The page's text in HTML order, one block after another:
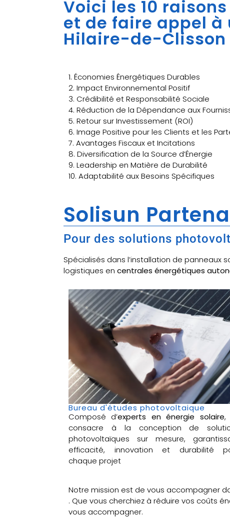
Voici les 10
et de faire appel
Hilaire-de-Clisson
1. Économies Énergétiques Durables
2. Impact Environnemental Positif
3. Crédibilité et Responsabilité Sociale
4. Réduction de la Dépendance aux
5. Retour sur Investissement (ROI)
6. Image Positive pour les Clients et les
7. Avantages Fiscaux et Incitations
8. Diversification de la Source d’Énergie
9. Leadership en Matière de Durabilité
10. Adaptabilité aux Besoins Spécifiques
Solisun
Pour des solutions
Spécialisés dans l’installation de
logistiques en centrales énergétiques
Bureau d'études photovoltaique
Composé d’experts en énergie solaire,
consacre à la conception de
photovoltaïques sur mesure,
efficacité, innovation et durabilité
chaque projet
Notre mission est de vous accompagner
. Que vous cherchiez à réduire vos coûts
vous accompagner.